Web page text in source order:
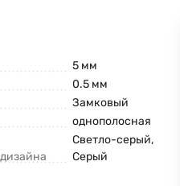
5 мм
0.5 мм
Замковый
однополосная
Светло-серый,
Серый